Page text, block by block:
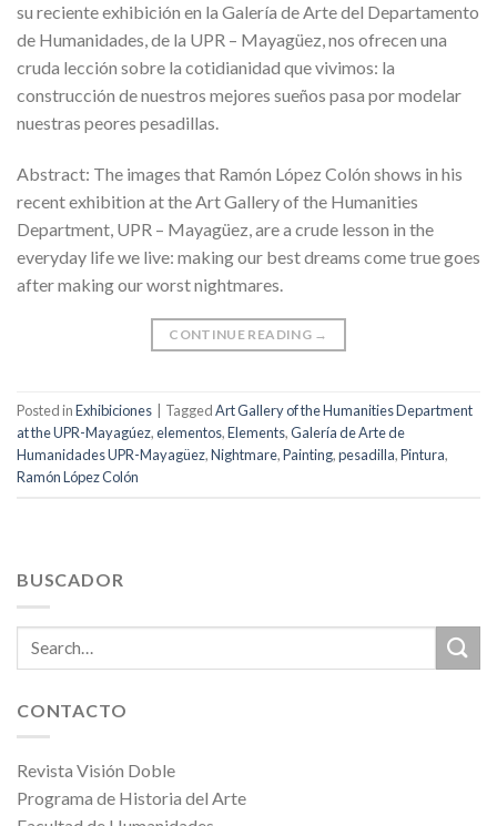
su reciente exhibición en la Galería de Arte del Departamento
de Humanidades, de la UPR – Mayagüez, nos ofrecen una
cruda lección sobre la cotidianidad que vivimos: la
construcción de nuestros mejores sueños pasa por modelar
nuestras peores pesadillas.
Abstract: The images that Ramón López Colón shows in his
recent exhibition at the Art Gallery of the Humanities
Department, UPR – Mayagüez, are a crude lesson in the
everyday life we live: making our best dreams come true goes
after making our worst nightmares.
CONTINUE READING →
Posted inExhibiciones TaggedArt Gallery of the Humanities Department
at the UPR-Mayagúez,elementos,Elements,Galería de Arte de
Humanidades UPR-Mayagüez,Nightmare,Painting,pesadilla,Pintura,
Ramón López Colón
BUSCADOR
CONTACTO
Revista Visión Doble
Programa de Historia del Arte